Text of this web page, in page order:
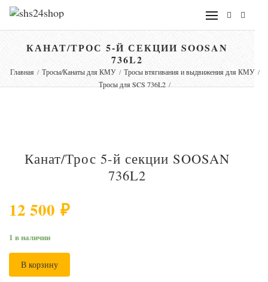
КАНАТ/ТРОС 5-Й СЕКЦИИ SOOSAN
736L2
Главная / Тросы/Канаты для КМУ / Тросы втягивания и выдвижения для КМУ /
Тросы для SCS 736L2 /
Канат/Трос 5-й секции SOOSAN
736L2
12 500 ₽
1 в наличии
В корзину